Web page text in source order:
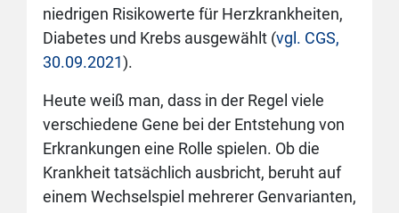
niedrigen Risikowerte für Herzkrankheiten,
Diabetes und Krebs ausgewählt (vgl. CGS,
30.09.2021).
Heute weiß man, dass in der Regel viele
verschiedene Gene bei der Entstehung von
Erkrankungen eine Rolle spielen. Ob die
Krankheit tatsächlich ausbricht, beruht auf
einem Wechselspiel mehrerer Genvarianten,